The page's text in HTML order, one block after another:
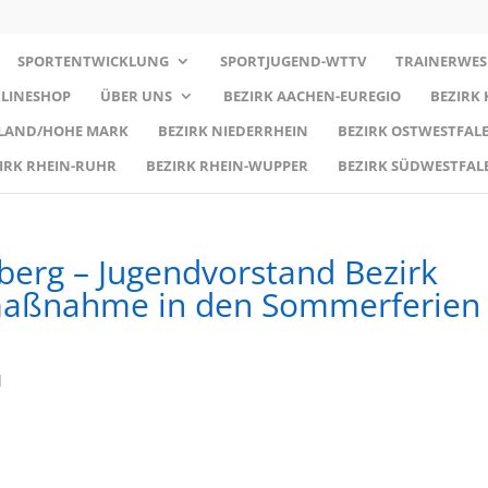
SPORTENTWICKLUNG SPORTJUGEND-WTTV
ÜBER UNS BEZIRK AACHEN-EUREGIO
BEZIRK
HOHE MARK
BEZIRK NIEDERRHEIN
BEZIRK
RHEIN-RUHR
BEZIRK RHEIN-WUPPER BEZIRK
– Jugendvorstand Bezirk
in den Sommerferien